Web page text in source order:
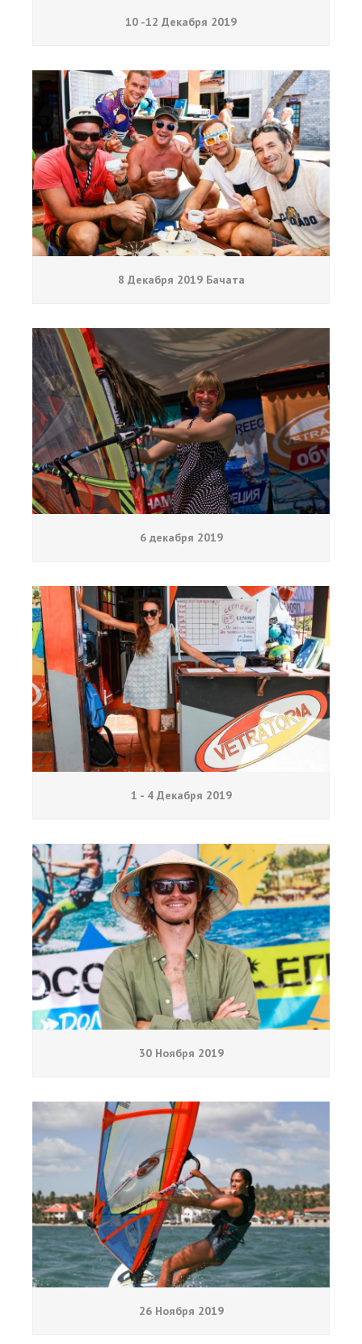
10 -12 Декабря 2019
8 Декабря 2019 Бачата
6 декабря 2019
1 - 4 Декабря 2019
30 Ноября 2019
26 Ноября 2019